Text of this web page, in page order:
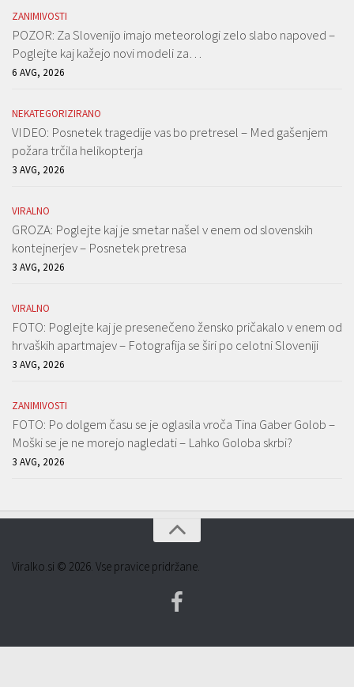
ZANIMIVOSTI
POZOR: Za Slovenijo imajo meteorologi zelo slabo napoved –
Poglejte kaj kažejo novi modeli za…
6 AVG, 2026
NEKATEGORIZIRANO
VIDEO: Posnetek tragedije vas bo pretresel – Med gašenjem
požara trčila helikopterja
3 AVG, 2026
VIRALNO
GROZA: Poglejte kaj je smetar našel v enem od slovenskih
kontejnerjev – Posnetek pretresa
3 AVG, 2026
VIRALNO
FOTO: Poglejte kaj je presenečeno žensko pričakalo v enem od
hrvaških apartmajev – Fotografija se širi po celotni Sloveniji
3 AVG, 2026
ZANIMIVOSTI
FOTO: Po dolgem času se je oglasila vroča Tina Gaber Golob –
Moški se je ne morejo nagledati – Lahko Goloba skrbi?
3 AVG, 2026
Viralko.si © 2026. Vse pravice pridržane.